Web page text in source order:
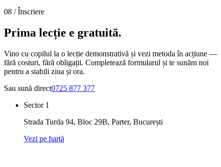
08 /Înscriere
Prima lecție e gratuită.
Vino cu copilul la o lecție demonstrativă și vezi metoda în acțiune —
fără costuri, fără obligații. Completează formularul și te sunăm noi
pentru a stabili ziua și ora.
Sau sună direct0725 877 377
Sector 1
Strada Turda 94, Bloc 29B, Parter, București
Vezi pe hartă